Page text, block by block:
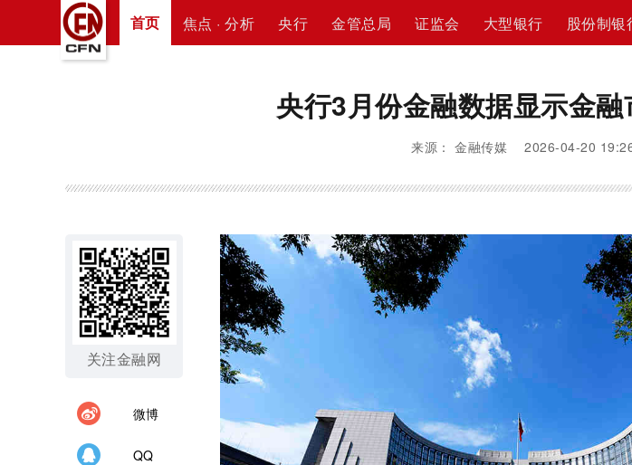
首页 焦点 · 分析 央行 金管总局 证监会 大型银行 股份制银
央行3月份金融数据显示金
来源： 金融传媒 2026-04-20
关注金融网
微博
QQ